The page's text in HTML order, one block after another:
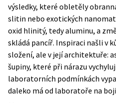
výsledky, které obletěly
slitin nebo exotických
oxid hlinitý, tedy aluminu, a
skládá pancíř. Inspiraci našli v
složení, ale v její architektuře:
šupiny, které při nárazu
laboratorních podmínkách
daleko má od laboratoře na